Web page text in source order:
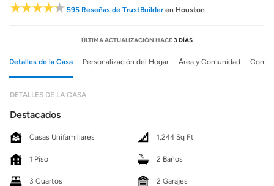
595 Reseñas de TrustBuilderen Houston
ÚLTIMA ACTUALIZACIÓN HACE3 DÍAS
Detalles de la Casa Personalización del Hogar Área y Comunidad
DETALLES DE LA CASA
Destacados
Casas Unifamiliares 1,244 Sq Ft
1 Piso 2 Baños
3 Cuartos 2 Garajes